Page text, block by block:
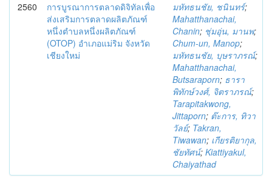
2560
การบูรณาการตลาดดิจิทัลเพื่อ
ส่งเสริมการตลาดผลิตภัณฑ์
หนึ่งตำบลหนึ่งผลิตภัณฑ์
(OTOP) อำเภอแม่ริม จังหวัด
เชียงใหม่
มหัทธนชัย, ชนินทร์;
Mahatthanachai,
Chanin; ชุ่มอุ่น, มานพ;
Chum-un, Manop;
มหัทธนชัย, บุษราภรณ์;
Mahatthanachai,
Butsaraporn; ธารา
พิทักษ์วงศ์, จิตราภรณ์;
Tarapitakwong,
Jittaporn; ต๊ะการ, ทิวา
วัลย์; Takran,
Tiwawan; เกียรติยากุล,
ชัยทัศน์; Kiattiyakul,
Chaiyathad